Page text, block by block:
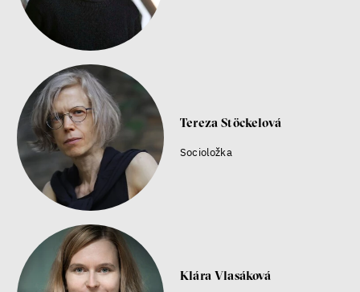
Tereza Stöckelová
Socioložka
Klára Vlasáková